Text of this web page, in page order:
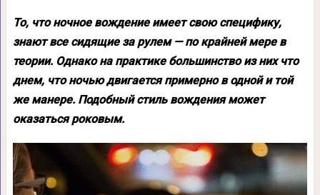
То, что ночное вождение имеет свою специфику,
знают все сидящие за рулем — по крайней мере в
теории. Однако на практике большинство из них что
днем, что ночью двигается примерно в одной и той
же манере. Подобный стиль вождения может
оказаться роковым.